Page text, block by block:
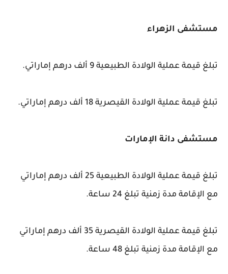
مستشفى الزهراء
تبلغ قيمة عملية الولادة الطبيعية 9 ألف درهم إماراتي.
تبلغ قيمة عملية الولادة القيصرية 18 ألف درهم إماراتي.
مستشفى دانة الإمارات
تبلغ قيمة عملية الولادة الطبيعية 25 ألف درهم إماراتي
مع الإقامة مدة زمنية تبلغ 24 ساعة.
تبلغ قيمة عملية الولادة القيصرية 35 ألف درهم إماراتي
مع الإقامة مدة زمنية تبلغ 48 ساعة.